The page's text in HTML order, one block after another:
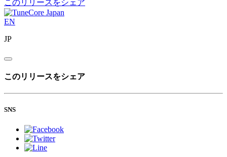
このリリースをシェア
EN
JP
このリリースをシェア
SNS